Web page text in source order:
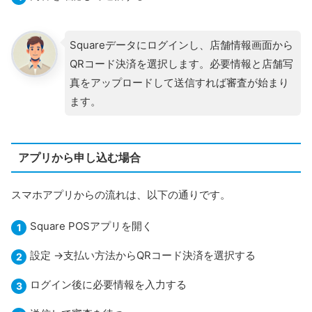
Squareデータにログインし、店舗情報画面から
QRコード決済を選択します。必要情報と店舗写
真をアップロードして送信すれば審査が始まり
ます。
アプリから申し込む場合
スマホアプリからの流れは、以下の通りです。
Square POSアプリを開く
設定 →支払い方法からQRコード決済を選択する
ログイン後に必要情報を入力する